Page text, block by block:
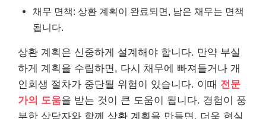
채무 면책: 상환 계획이 완료되면, 남은 채무는 면책
됩니다.
상환 계획은 신중하게 설계해야 합니다. 만약 부실
하게 계획을 수립하면, 다시 채무에 빠져들거나 개
인회생 절차가 중단될 위험이 있습니다. 이때 전문
가의 도움을 받는 것이 큰 도움이 됩니다. 경험이 풍
부한 상담자와 함께 상환 계획을 만들면, 더욱 현실